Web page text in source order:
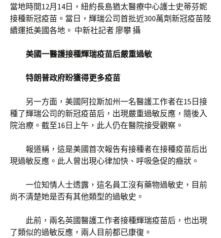
當地時間12月14日，紐約長島猶太醫療中心護士史蒂芬妮
接種新冠疫苗。當日，輝瑞公司首批近300萬劑新冠疫苗陸
續運抵美國各地。 中新社記者 廖攀 攝
美國一醫護接種輝瑞疫苗后嚴重過敏
特朗普政府盼獲得更多疫苗
另一方面，美國阿拉斯加州一名醫護工作者在15日接
種了輝瑞公司的新冠疫苗后，出現嚴重過敏反應，隨後入
院治療。截至16日上午，此人仍在醫院接受觀察。
報道稱，這是美國首次報告有接種者在接種疫苗后出
現過敏反應。此人曾出現心律加快、呼吸急促的癥狀。
一位知情人士透露，這名員工沒有藥物過敏史，目前
尚不清楚她是否有其他類型的過敏史。
此前，兩名英國醫護工作者接種輝瑞疫苗后，也出現
了類似的過敏反應，兩人目前都已康復。